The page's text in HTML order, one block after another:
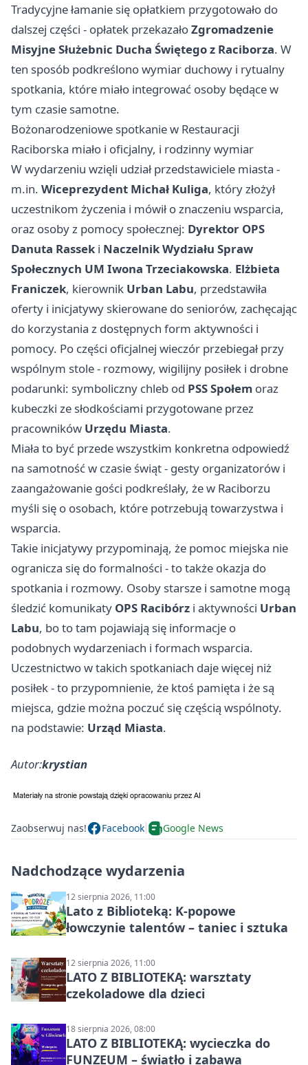
Tradycyjne łamanie się opłatkiem przygotowało do
dalszej części - opłatek przekazałoZgromadzenie
Misyjne Służebnic Ducha Świętego z Raciborza. W
ten sposób podkreślono wymiar duchowy i rytualny
spotkania, które miało integrować osoby będące w
tym czasie samotne.
Bożonarodzeniowe spotkanie w Restauracji
Raciborska miało i oficjalny, i rodzinny wymiar
W wydarzeniu wzięli udział przedstawiciele miasta -
m.in. Wiceprezydent Michał Kuliga, który złożył
uczestnikom życzenia i mówił o znaczeniu wsparcia,
oraz osoby z pomocy społecznej: Dyrektor OPS
Danuta Rassek i Naczelnik Wydziału Spraw
Społecznych UM Iwona Trzeciakowska. Elżbieta
Franiczek, kierownik Urban Labu, przedstawiła
oferty i inicjatywy skierowane do seniorów, zachęcając
do korzystania z dostępnych form aktywności i
pomocy. Po części oficjalnej wieczór przebiegał przy
wspólnym stole - rozmowy, wigilijny posiłek i drobne
podarunki: symboliczny chleb od PSS Społem oraz
kubeczki ze słodkościami przygotowane przez
pracowników Urzędu Miasta.
Miała to być przede wszystkim konkretna odpowiedź
na samotność w czasie świąt - gesty organizatorów i
zaangażowanie gości podkreślały, że w Raciborzu
myśli się o osobach, które potrzebują towarzystwa i
wsparcia.
Takie inicjatywy przypominają, że pomoc miejska nie
ogranicza się do formalności - to także okazja do
spotkania i rozmowy. Osoby starsze i samotne mogą
śledzić komunikaty OPS Racibórz i aktywności Urban
Labu, bo to tam pojawiają się informacje o
podobnych wydarzeniach i formach wsparcia.
Uczestnictwo w takich spotkaniach daje więcej niż
posiłek - to przypomnienie, że ktoś pamięta i że są
miejsca, gdzie można poczuć się częścią wspólnoty.
na podstawie: Urząd Miasta.
Autor:krystian
Zaobserwuj nas! Facebook Google News
Nadchodzące wydarzenia
12 sierpnia 2026, 11:00
Lato z Biblioteką: K-popowe
łowczynie talentów – taniec i sztuka
12 sierpnia 2026, 11:00
LATO Z BIBLIOTEKĄ: warsztaty
czekoladowe dla dzieci
18 sierpnia 2026, 08:00
LATO Z BIBLIOTEKĄ: wycieczka do
FUNZEUM – światło i zabawa